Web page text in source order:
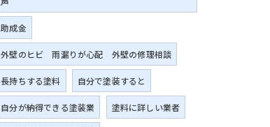
助成金
外壁のヒビ 雨漏りが心配 外壁の修理相談
長持ちする塗料 自分で塗装すると
自分が納得できる塗装業 塗料に詳しい業者